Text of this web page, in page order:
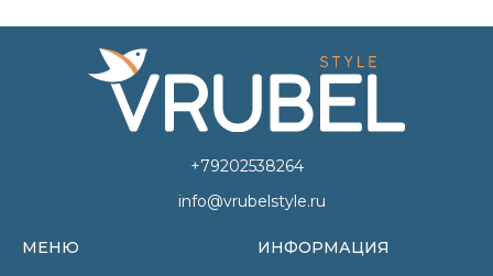
+79202538264
info@vrubelstyle.ru
МЕНЮ
ИНФОРМАЦИЯ